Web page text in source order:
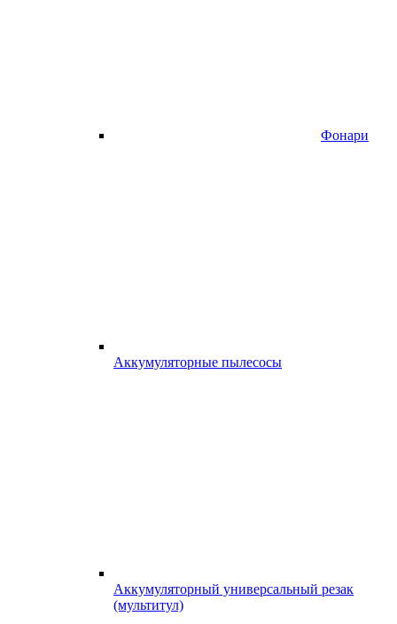
Фонари
Аккумуляторные пылесосы
Аккумуляторный универсальный резак
(мультитул)